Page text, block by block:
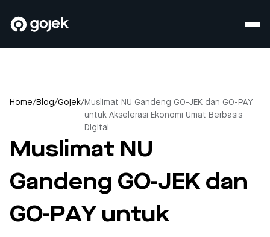
Home/Blog/Gojek/Muslimat NU Gandeng GO-JEK dan GO-PAY
untuk Akselerasi Ekonomi Umat Berbasis
Digital
Muslimat NU
Gandeng GO-JEK dan
GO-PAY untuk